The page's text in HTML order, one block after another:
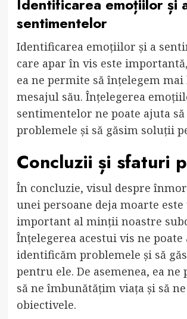
Identificarea emoțiilor și
sentimentelor
Identificarea emoțiilor și a
care apar în vis este
ea ne permite să înțelegem mai
mesajul său. Înțelegerea
sentimentelor ne poate ajuta
problemele și să găsim soluții
Concluzii și sfaturi
În concluzie, visul despre
unei persoane deja moarte este
important al minții noastre
Înțelegerea acestui vis ne poate
identificăm problemele și să
pentru ele. De asemenea, ea ne
să ne îmbunătățim viața și să
obiectivele.